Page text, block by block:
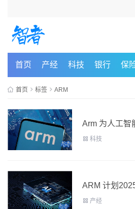
首页 产经 科技 银行 保
首页 标签 ARM
Arm 为人工智
科技
ARM 计划
产经